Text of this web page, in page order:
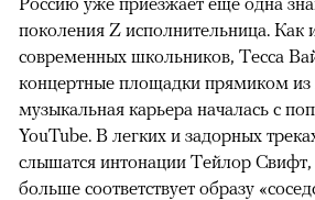
поколения Z исполнительница.
современных школьников, Тесса
концертные площадки прямиком из
музыкальная карьера началась с
YouTube. В легких и задорных
слышатся интонации Тейлор Свифт,
больше соответствует образу